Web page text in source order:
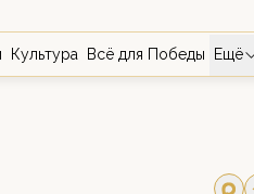
Культура Всё для Победы Ещё